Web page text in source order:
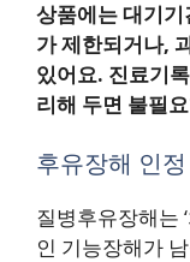
상품에는 대기기
가 제한되거나,
있어요. 진료기
리해 두면 불필
후유장해 인
질병후유장해는
인 기능장해가